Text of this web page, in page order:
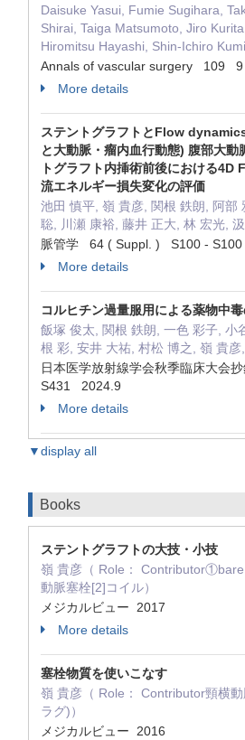
Daisuke Yasui, Fumie Sugihara,
Shirai, Taiga Matsumoto, Jiro
Hiromitsu Hayashi, Shin-Ichiro
Annals of vascular surgery 109
More details
ステントグラフトとFlow
と大動脈・瘤内血行動態) 腹部大動
トグラフト内挿術前後における4D
流エネルギー損失変化の評価
池田 慎平, 嶺 貴彦, 関根 鉄朗, 阿部
聡, 川瀬 康裕, 藤井 正大, 林 宏光,
脈管学 64 ( Suppl. ) S100 -
More details
コルヒチン過量服用による薬物中毒
飯塚 俊太, 関根 鉄朗, 一色 彩子, 小
根 彩, 安井 大祐, 村松 博之, 嶺 貴彦
日本医学放射線学会秋季臨床大
S431 2024.9
More details
▼display all
Books
ステントグラフトの大技・小技
嶺 貴彦（ Role：
動脈塞栓[2]コイル）
メジカルビュー 2017
More details
塞栓物質を使いこなす
嶺 貴彦（ Role： Contributor頸横
ラグ)）
メジカルビュー 2016